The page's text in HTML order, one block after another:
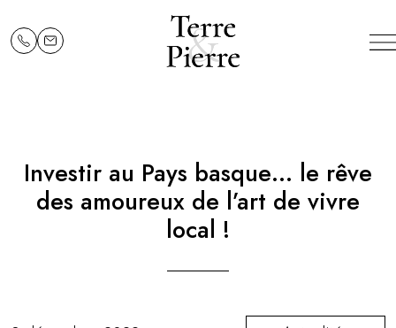
Investir au Pays basque… le rêve
des amoureux de l’art de vivre
local !